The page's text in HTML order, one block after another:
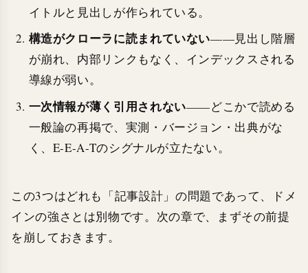
イトルと見出しが作られている。
構造がクローラに読まれていない——見出し階層
が崩れ、内部リンクもなく、インデックスされる
導線が弱い。
一次情報が薄く引用されない——どこかで読める
一般論の再掲で、実測・バージョン・出典がな
く、E-E-A-Tのシグナルが立たない。
この3つはどれも「記事設計」の問題であって、ドメ
インの強さとは別物です。次の章で、まずその前提
を崩しておきます。